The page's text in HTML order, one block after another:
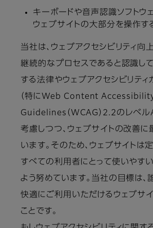
キーボードや音声認識ソフトウ
ウェブサイトの大部分を操作す
当社は、ウェブアクセシビリティ向
継続的なプロセスであると認識し
する法律やウェブアクセシビリティ
（特にWeb Content
Guidelines（WCAG）2.2のレベル
考慮しつつ、ウェブサイトの改善に
います。そのため、ウェブサイトは
すべての利用者にとって使いやす
よう努めています。当社の目標は、
快適にご利用いただけるウェブサ
ことです。